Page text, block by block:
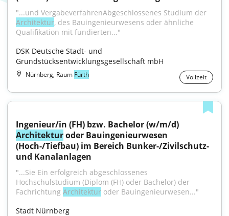
Architektur, des Bauingenieurwesens oder ähnliche
Qualifikation mit fundierten..."
DSK Deutsche Stadt- und
Grundstücksentwicklungsgesellschaft mbH
Nürnberg, Raum Fürth Vollzeit
Architektur oder Bauingenieurwesen
(Hoch-/Tiefbau) im Bereich Bunker-/Zivilschutz-
und Kanalanlagen
"...Sie Ein erfolgreich abgeschlossenes
Hochschulstudium (Diplom (FH) oder Bachelor) der
Fachrichtung Architektur oder Bauingenieurwesen..."
Stadt Nürnberg